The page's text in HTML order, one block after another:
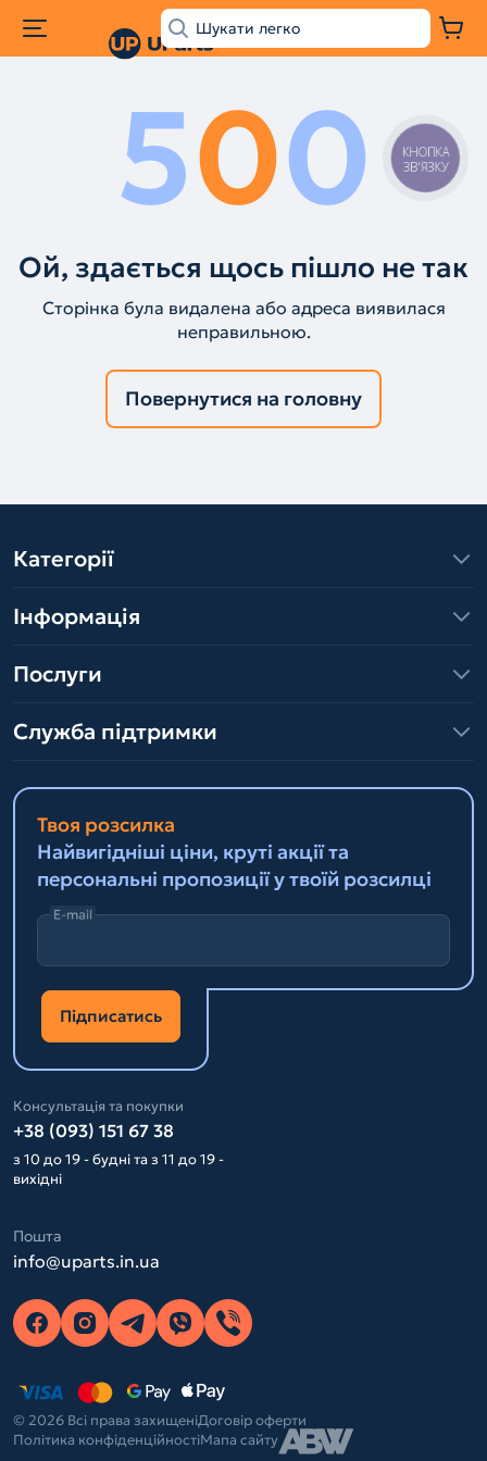
500
Ой, здається щось пішло не так
Сторінка була видалена або адреса виявилася
неправильною.
Повернутися на головну
Категорії
Інформація
Послуги
Служба підтримки
Твоя розсилка
Найвигідніші ціни, круті акції та
персональні пропозиції у твоїй розсилці
E-mail
Підписатись
Консультація та покупки
+38 (093) 151 67 38
з 10 до 19 - будні та з 11 до 19 -
вихідні
Пошта
info@uparts.in.ua
© 2026 Всі права захищеніДоговір оферти
Політика конфіденційностіМапа сайту
КНОПКА
ЗВ'ЯЗКУ